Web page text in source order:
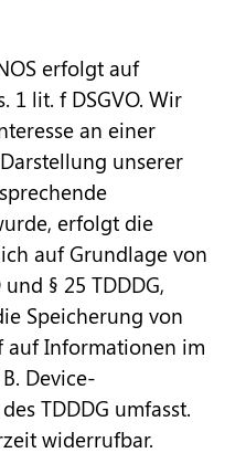
erfolgt auf
1 lit. f DSGVO. Wir
an einer
unserer
erfolgt die
auf Grundlage von
§ 25 TDDDG,
Speicherung von
auf Informationen im
Device-
TDDDG umfasst.
widerrufbar.